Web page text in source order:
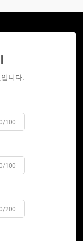
니다.
0/100
0/100
0/200